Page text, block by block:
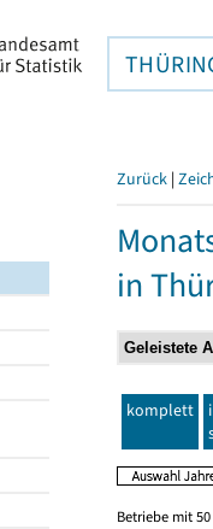
Zurück |
in
komplett
Betriebe mit